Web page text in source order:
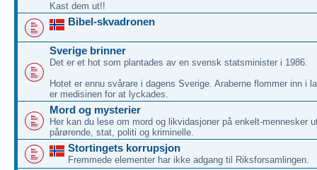
Kast dem ut!!
Bibel-skvadronen
Sverige brinner
Det er et hot som plantades av en svensk statsminister i 1986.
Hotet er ennu svårare i dagens Sverige. Araberne flommer inn i
er medisinen for at lyckades.
Mord og mysterier
Her kan du lese om mord og likvidasjoner på enkelt-mennesker
pårørende, stat, politi og kriminelle.
Stortingets korrupsjon
Fremmede elementer har ikke adgang til Riksforsamlingen.